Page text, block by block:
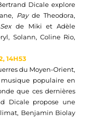
Dicale explore
Payde Theodora,
Sexde Miki et Adèle
Solann, Coline Rio,
14H53
du Moyen-Orient,
musique populaire en
que ces dernières
Dicale propose une
Benjamin Biolay